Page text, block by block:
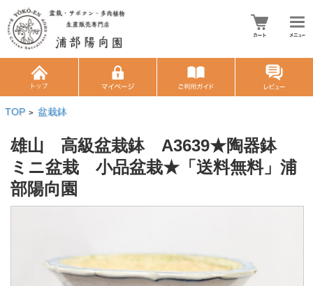
TOP > 盆栽鉢
雄山 高級盆栽鉢 A3639★陶器鉢
ミニ盆栽 小品盆栽★「送料無料」浦
部陽向園